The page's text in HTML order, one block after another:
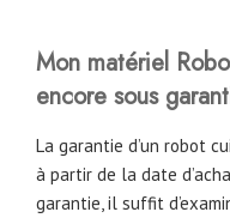
Mon matériel
encore sous
La garantie d’un robot
à partir de la date
garantie, il suffit